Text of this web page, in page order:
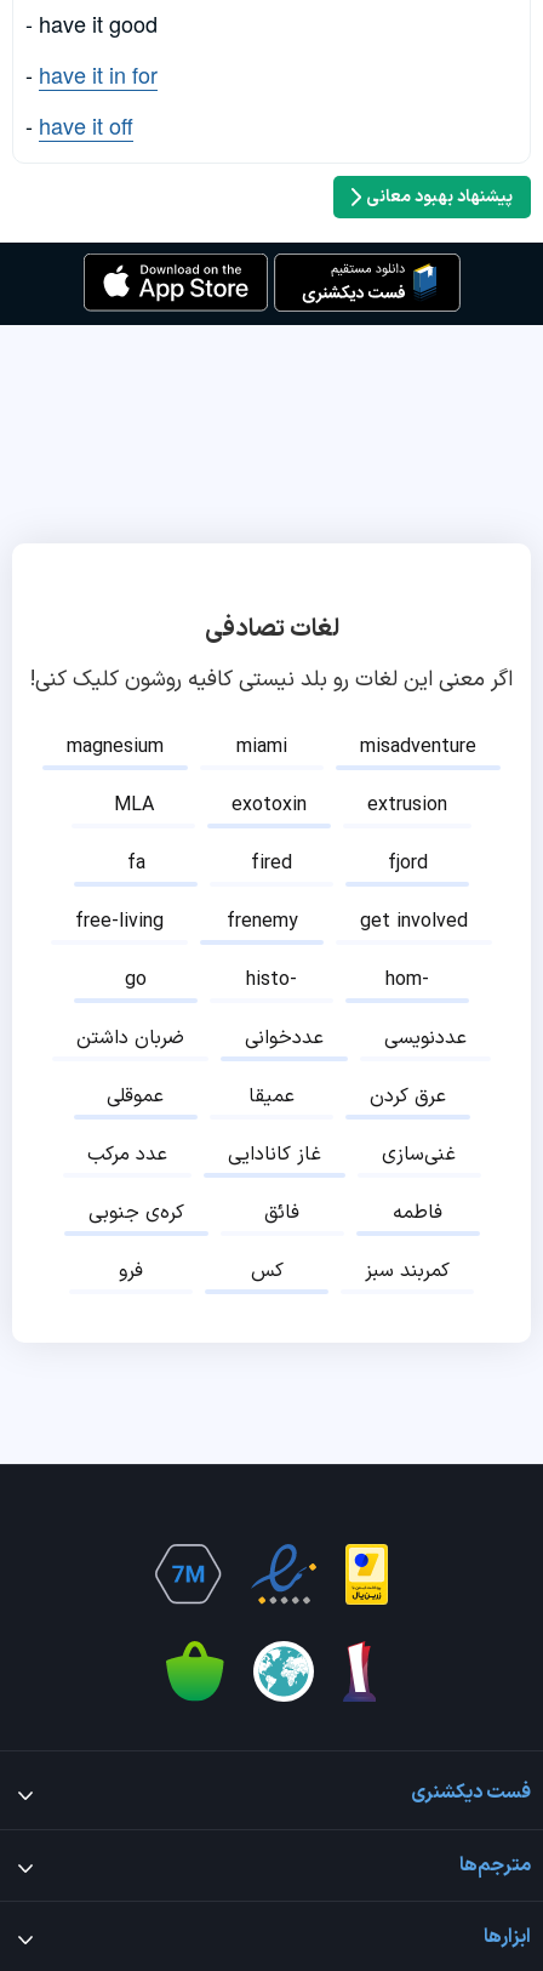
- have it good
- have it in for
- have it off
پیشنهاد بهبود معانی
لغات تصادفی
اگر معنی این لغات رو بلد نیستی کافیه روشون کلیک کنی!
magnesium miami
misadventure
MLA
exotoxin
extrusion
fa
fired
fjord
free-living
frenemy
get involved
go
histo-
hom-
ضربان داشتن
عددخوانی
عددنویسی
عموقلی
عمیقا
عرق کردن
عدد مرکب
غاز کانادایی
غنی‌سازی
کره‌ی جنوبی
فائق
فاطمه
فرو
کس کمربند سبز
فست دیکشنری
مترجم‌ها
ابزارها